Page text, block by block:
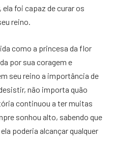
foi capaz de curar os
reino.
como a princesa da flor
por sua coragem e
seu reino a importância de
não importa quão
continuou a ter muitas
sonhou alto, sabendo que
poderia alcançar qualquer